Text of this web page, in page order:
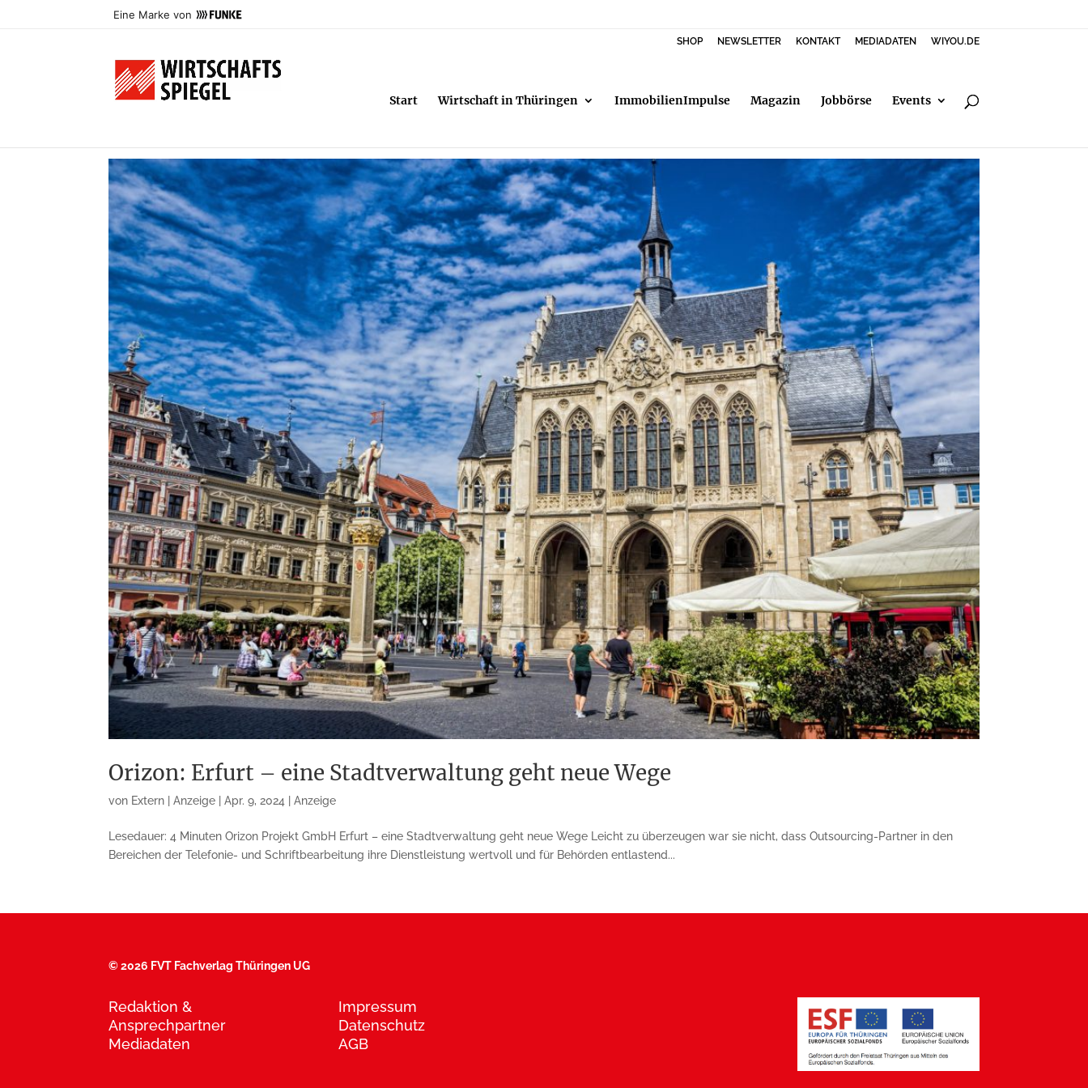
Eine Marke von
SHOP NEWSLETTER KONTAKT MEDIADATEN WIYOU.DE
Start Wirtschaft in Thüringen ImmobilienImpulse Magazin Jobbörse Events
Orizon: Erfurt – eine Stadtverwaltung geht neue Wege
von Extern | Anzeige |Apr. 9, 2024 |Anzeige
Lesedauer: 4 Minuten Orizon Projekt GmbH Erfurt – eine Stadtverwaltung geht neue Wege Leicht zu überzeugen war sie nicht, dass Outsourcing-Partner in den
Bereichen der Telefonie- und Schriftbearbeitung ihre Dienstleistung wertvoll und für Behörden entlastend...
©2026 FVT Fachverlag Thüringen UG
Redaktion &
Ansprechpartner
Mediadaten
Impressum
Datenschutz
AGB